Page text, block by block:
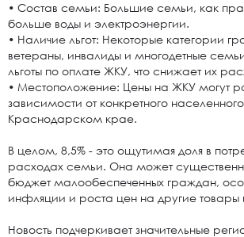
• Состав семьи: Большие семьи, как
больше воды и электроэнергии.
• Наличие льгот: Некоторые категории
ветераны, инвалиды и многодетные
льготы по оплате ЖКУ, что снижает их
• Местоположение: Цены на ЖКУ могут
зависимости от конкретного населенного
Краснодарском крае.
В целом, 8,5% - это ощутимая доля в
расходах семьи. Она может
бюджет малообеспеченных граждан,
инфляции и роста цен на другие товары
Новость подчеркивает значительные